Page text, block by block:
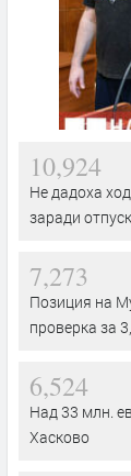
10,924
Не дадоха
заради
7,273
Позиция на
проверка за
6,524
Над 33 млн.
Хасково